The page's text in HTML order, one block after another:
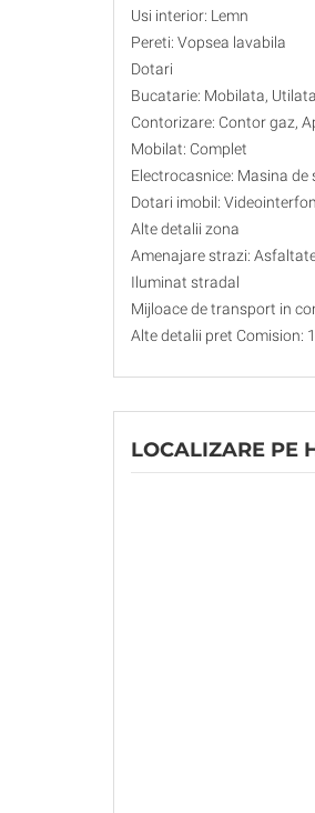
Usi interior: Lemn
Pereti: Vopsea lavabila
Dotari
Bucatarie: Mobilata, Utilata
Contorizare: Contor gaz,
Mobilat: Complet
Electrocasnice: Masina
Dotari imobil:
Alte detalii zona
Amenajare strazi:
Iluminat stradal
Mijloace de transport in
Alte detalii pret Comision:
LOCALIZARE PE